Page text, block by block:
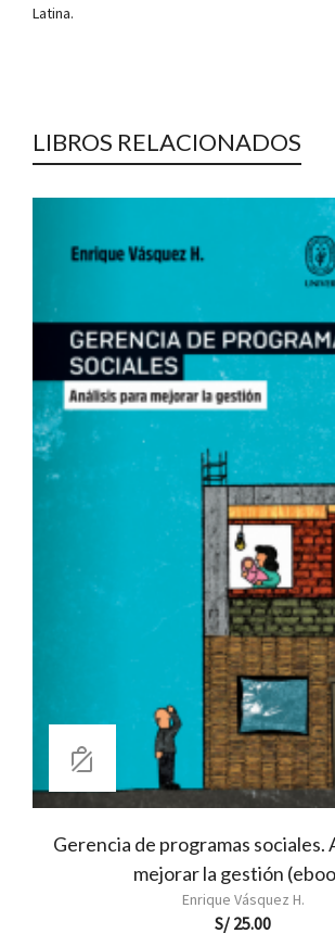
Latina.
LIBROS RELACIONADOS
Gerencia de programas sociales.
mejorar la gestión (ebook)
Enrique Vásquez H.
25.00